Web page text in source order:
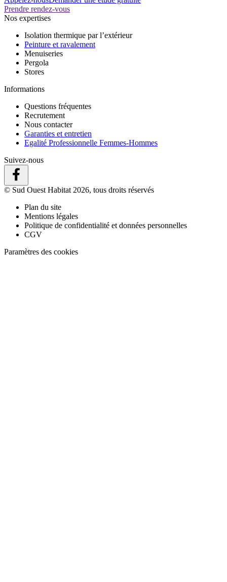
Prendre rendez-vous
Nos expertises
Isolation thermique par l’extérieur
Peinture et ravalement
Menuiseries
Pergola
Stores
Informations
Questions fréquentes
Recrutement
Nous contacter
Garanties et entretien
Egalité Professionnelle Femmes-Hommes
Suivez-nous
© Sud Ouest Habitat 2026, tous droits réservés
Plan du site
Mentions légales
Politique de confidentialité et données personnelles
CGV
Paramètres des cookies